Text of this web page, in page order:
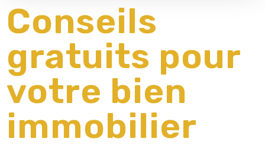
Conseils
gratuits pour
votre bien
immobilier